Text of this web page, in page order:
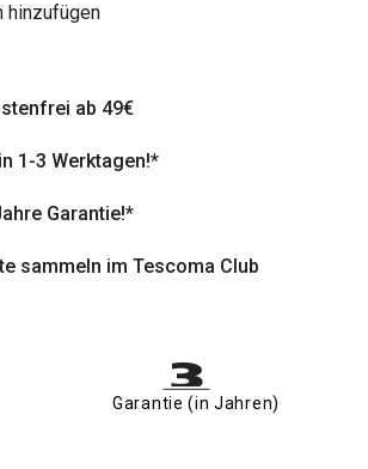
hinzufügen
ab 49€
1-3 Werktagen!*
Garantie!*
sammeln im Tescoma Club
Garantie (in Jahren)